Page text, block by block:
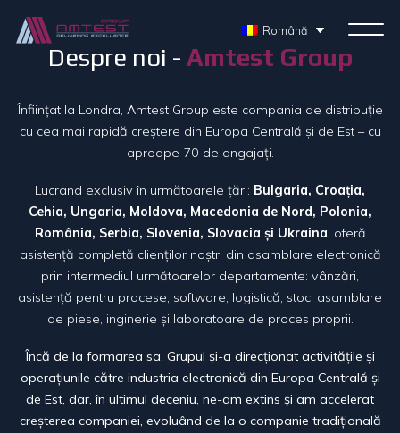
Română
Despre noi - Amtest Group
Înființat la Londra, Amtest Group este compania de distribuție
cu cea mai rapidă creștere din Europa Centrală și de Est – cu
aproape 70 de angajați.
Lucrand exclusiv în următoarele țări: Bulgaria, Croația,
Cehia, Ungaria, Moldova, Macedonia de Nord, Polonia,
România, Serbia, Slovenia, Slovacia și Ukraina, oferă
asistență completă clienților noștri din asamblare electronică
prin intermediul următoarelor departamente: vânzări,
asistență pentru procese, software, logistică, stoc, asamblare
de piese, inginerie și laboratoare de proces proprii.
Încă de la formarea sa, Grupul și-a direcționat activitățile și
operațiunile către industria electronică din Europa Centrală și
de Est, dar, în ultimul deceniu, ne-am extins și am accelerat
creșterea companiei, evoluând de la o companie tradițională